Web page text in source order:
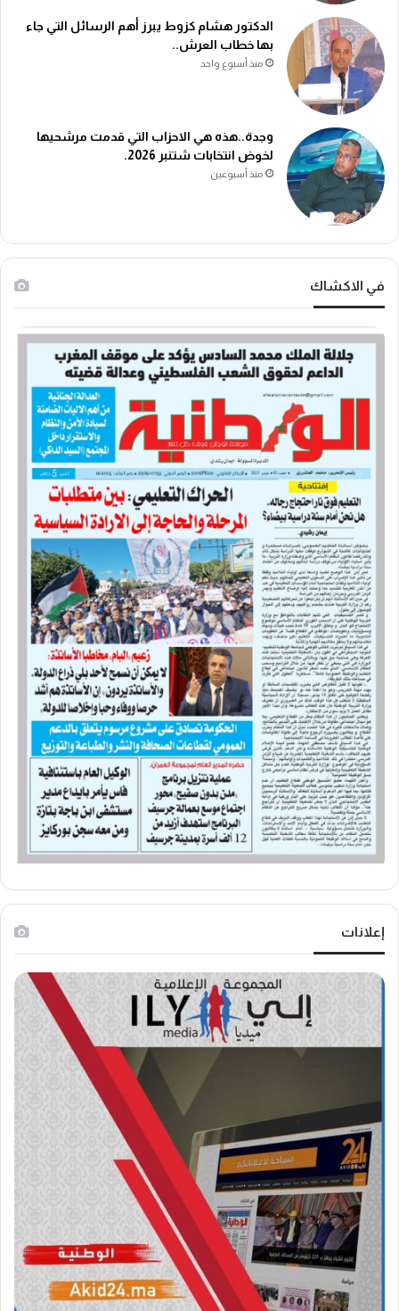
الدكتور هشام كزوط يبرز أهم الرسائل التي جاء
بها خطاب العرش..
منذ أسبوع واحد
وجدة..هذه هي الاحزاب التي قدمت مرشحيها
لخوض انتخابات شتنبر 2026.
منذ أسبوعين
في الاكشاك
إعلانات